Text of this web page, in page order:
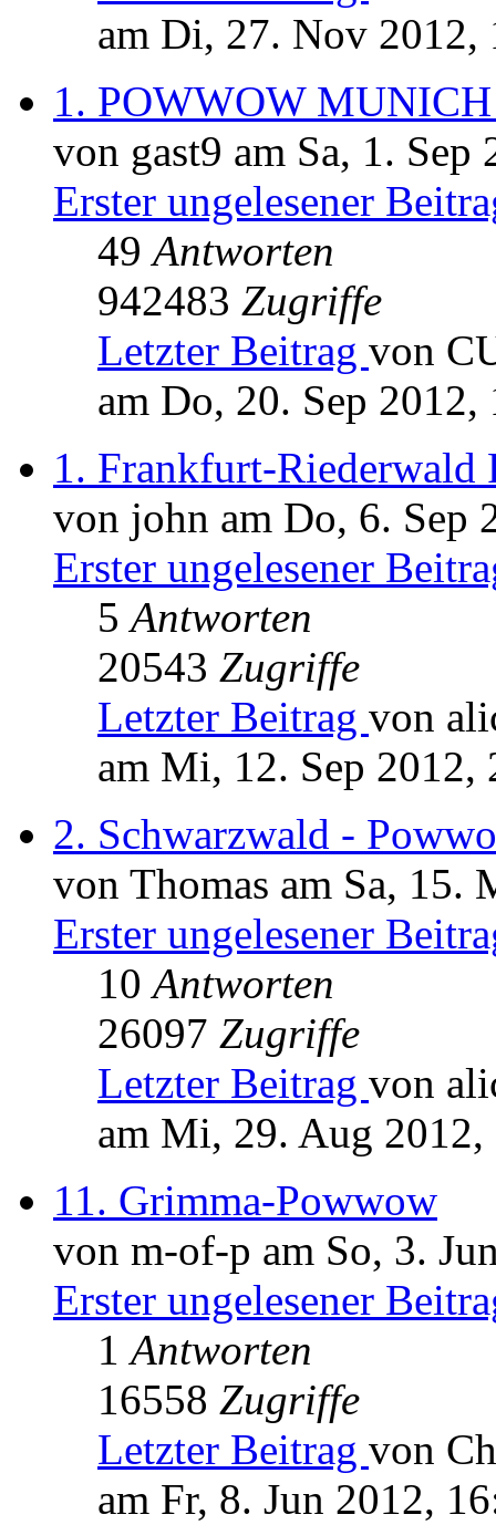
am Di, 27. Nov 2012,
1. POWWOW
von gast9 am Sa, 1. Sep
Erster ungelesener
49Antworten
942483 Zugriffe
Letzter Beitrag von
am Do, 20. Sep 2012,
1. Frankfurt-Riederwald
von john am Do, 6. Sep
Erster ungelesener
5Antworten
20543 Zugriffe
Letzter Beitrag von
am Mi, 12. Sep 2012,
2. Schwarzwald -
von Thomas am Sa, 15.
Erster ungelesener
10Antworten
26097 Zugriffe
Letzter Beitrag von
am Mi, 29. Aug 2012,
11. Grimma-Powwow
von m-of-p am So, 3.
Erster ungelesener
1Antworten
16558 Zugriffe
Letzter Beitrag von
am Fr, 8. Jun 2012,